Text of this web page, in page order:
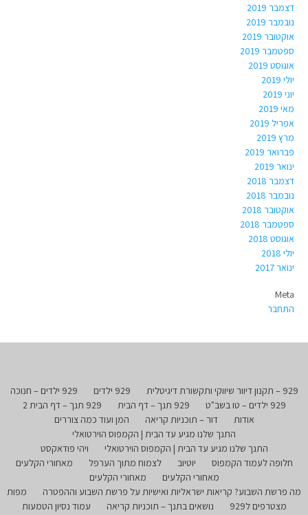
דצמבר 2019
נובמבר 2019
אוקטובר 2019
ספטמבר 2019
אוגוסט 2019
יולי 2019
יוני 2019
מאי 2019
אפריל 2019
מרץ 2019
פברואר 2019
ינואר 2019
דצמבר 2018
נובמבר 2018
אוקטובר 2018
ספטמבר 2018
אוגוסט 2018
יולי 2018
ינואר 2017
Meta
התחבר
929 – תקנון דיוור שיווקי ותקשורת דיגיטלית 929 ילדים
929 ילדים – חנוכה
929 ילדים – טו בשב"ט
929 תנך – דף הבית
929 תנך – דף הבית 2
אודות
דור – תוכניות קריאה
המן ועוד כמה צוררים
התנך שלנו מגיע עד הבית | הקמפוס הוירטואלי
התנך שלנו מגיע עד הבית | הקמפוס הוירטואלי
ויהי פודאקסט
חלופה לעמוד הקמפוס
יוטיוב לצמוח מתוך הערפל
מאחורי הקלעים
מאחורי הקלעים
מאחורי הקלעים
מה פרשת השבוע? קריאות ישראליות ואישיות על פרשת השבוע וההפטרה
מפות
מצטרפים ל929
נושאים בתנך – תוכניות קריאה
עמוד נסיון הטמעות